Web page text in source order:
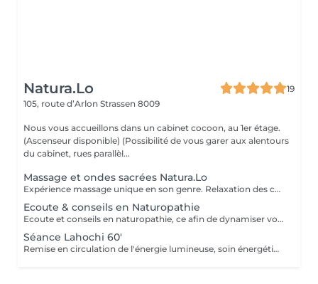
Natura.Lo
19
105, route d’Arlon Strassen 8009
Nous vous accueillons dans un cabinet cocoon, au 1er étage.
(Ascenseur disponible) (Possibilité de vous garer aux alentours
du cabinet, rues parallèl...
Massage et ondes sacrées Natura.Lo
Expérience massage unique en son genre. Relaxation des corps et soin sonore au tambour, bols tibétains et vocale accompagné de notre partenaire bien-être : Anne
Ecoute & conseils en Naturopathie
Ecoute et conseils en naturopathie, ce afin de dynamiser votre retour à la vitalité mentale et corporelle. (Anamnèse de votre mode de vie et de votre quotidien, et mise en place de votre plan "bien-être") Les conseils ou soins en naturopathie ne remplacent en aucun cas un traitement chez votre médecin. Chèque cadeau disponible (Montant de votre choix, celui-ci est à indiquer lors de votre demande) (Temps de séance facultatif)
Séance Lahochi 60'
Remise en circulation de l'énergie lumineuse, soin énergétique. Chèque cadeau disponible (Montant de votre choix, celui-ci est à indiquer lors de votre demande)